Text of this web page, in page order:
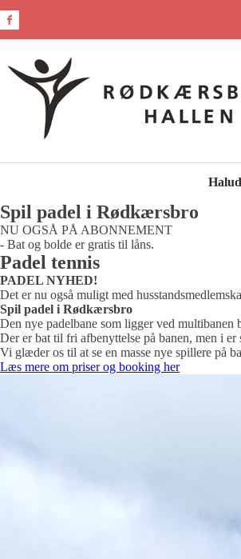
Spil padel i Rødkærsbro
NU OGSÅ PÅ ABONNEMENT
- Bat og bolde er gratis til låns.
Padel tennis
PADEL NYHED!
Det er nu også muligt med
Spil padel i Rødkærsbro
Den nye padelbane som ligger ved
Der er bat til fri afbenyttelse på banen, men i
Vi glæder os til at se en masse nye spillere på
Læs mere om priser og booking her